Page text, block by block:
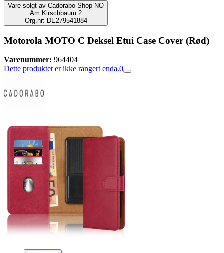
Vare solgt av Cadorabo Shop NO
Am Kirschbaum 2
Org.nr: DE279541884
Motorola MOTO C Deksel Etui Case Cover (Rød)
Varenummer: 964404
Dette produktet er ikke rangert enda.0